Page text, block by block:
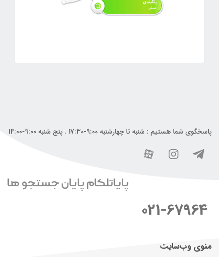
پاسخگوی شما هستیم : شنبه تا چهارشنبه 9:00-17:30 . پنج شنبه 9:00-14:00
021-67964
منوی وب‌سایت